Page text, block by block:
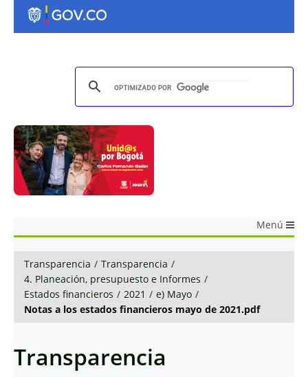
Menú
Transparencia / Transparencia /
4. Planeación, presupuesto e Informes /
Estados financieros / 2021 / e) Mayo /
Notas a los estados financieros mayo de 2021.pdf
Transparencia